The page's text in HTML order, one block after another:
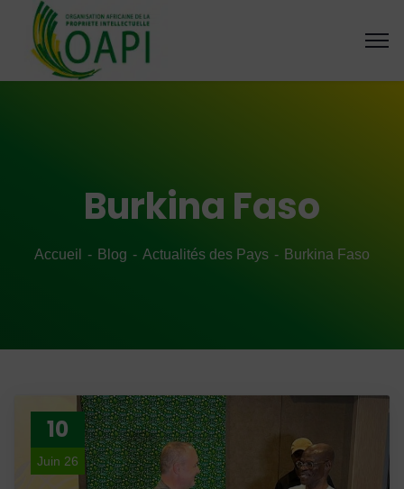
Burkina Faso
Accueil Blog Actualités des Pays Burkina Faso
10
Juin 26